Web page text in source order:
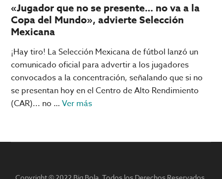
«Jugador que no se presente… no va a la
Copa del Mundo», advierte Selección
Mexicana
¡Hay tiro! La Selección Mexicana de fútbol lanzó un
comunicado oficial para advertir a los jugadores
convocados a la concentración, señalando que si no
se presentan hoy en el Centro de Alto Rendimiento
(CAR)... no …Ver másacerca
que
Copyright © 2022 Big Bola. Todos los Derechos Reservados.